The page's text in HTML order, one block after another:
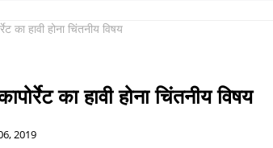
का हावी होना चिंतनीय विषय
का हावी होना चिंतनीय विषय
2019